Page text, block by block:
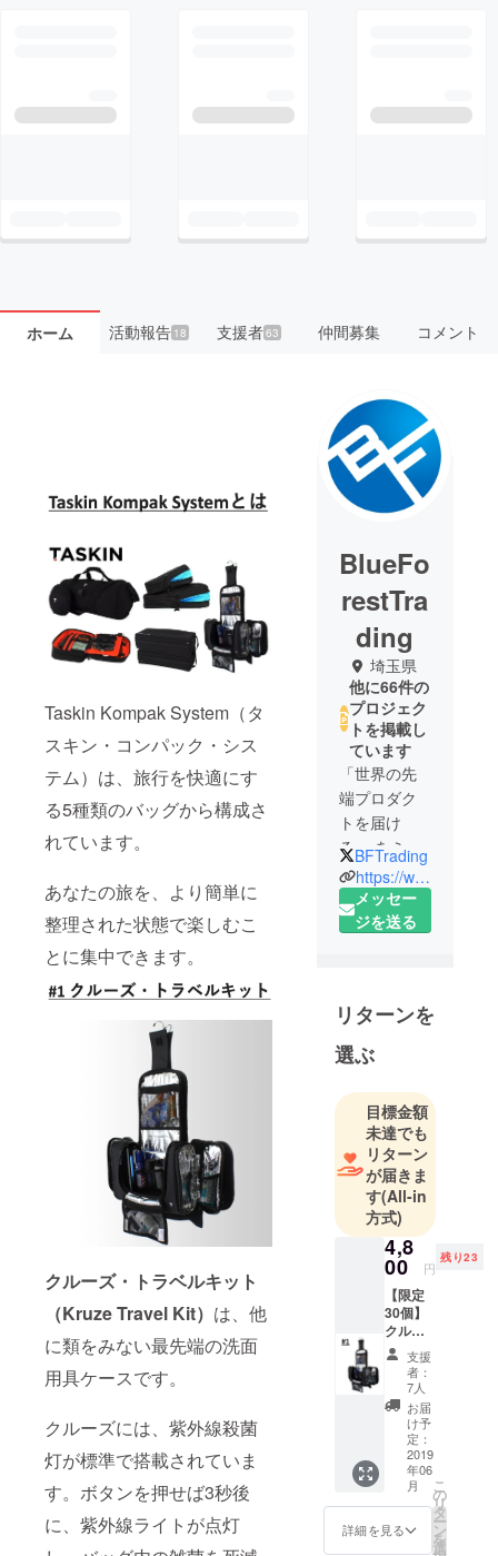
ホーム 活動報告18 支援者63 仲間募集 コメント
Taskin Kompak System（タ
スキン・コンパック・シス
テム）は、旅行を快適にす
る5種類のバッグから構成さ
れています。
あなたの旅を、より簡単に
整理された状態で楽しむこ
とに集中できます。
クルーズ・トラベルキット
（Kruze Travel Kit） は、他
に類をみない最先端の洗面
用具ケースです。
クルーズには、紫外線殺菌
灯が標準で搭載されていま
す。ボタンを押せば3秒後
に、紫外線ライトが点灯
BlueFo
restTra
ding
埼玉県
他に66件の
プロジェク
トを掲載し
ています
「世界の先
端プロダク
トを届け
る」 をミッ
ションとす
る輸入商
社。
プロジェク
ト企画及び
海外事業社
のサポート
実施に成功
している。
オリジナル
商品「コア
ラグリッ
プ」は、
ホームセン
ターを中心
に「シリー
ズ累計出荷
68万個」超
を達成
（2024年6月
末時点 メー
カー出荷実
績に基づ
く）。
BFTrading
https://www.blueforest-trading.jp/
メッセー
ジを送る
リターンを
選ぶ
目標金額
未達でも
リターン
が届きま
す(All-in
方式)
4,8
00 円
残り23
【限定
30個】
クルー
ズ・ト
イレト
リー
（Kruz
Toiretor
y bag）
1セット
参考定
価5900
円＋送
料907円
支援
者：
7人
お届
け予
定：
2019
年06
月
詳細を見る
こ
の
リ
タ
ー
ン
を
選